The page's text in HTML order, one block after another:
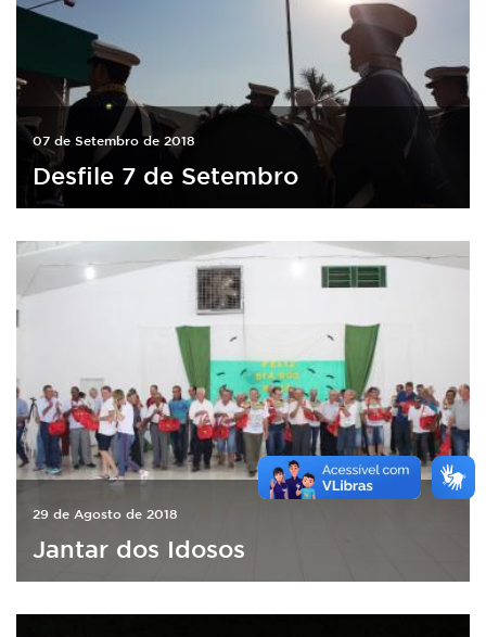
07 de Setembro de 2018
Desfile 7 de Setembro
29 de Agosto de 2018
Jantar dos Idosos